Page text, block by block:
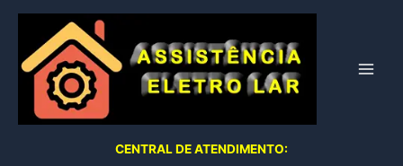
conteúdo
CENTRAL DE ATENDIMENTO: